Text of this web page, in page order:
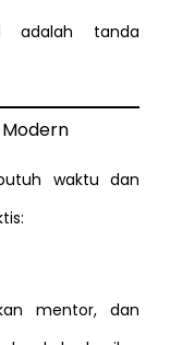
adalah tanda
waktu dan
mentor, dan